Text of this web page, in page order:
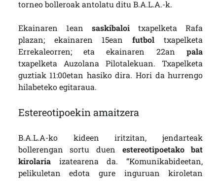
torneo bolleroak antolatu ditu B.A.L.A.-k.
Ekainaren 1ean saskibaloi txapelketa Rafa
plazan; ekainaren 15eanfutbol txapelketa
Errekaleorren; eta ekainaren 22anpala
txapelketa Auzolana Pilotalekuan. Txapelketa
guztiak 11:00etan hasiko dira. Hori da hurrengo
hilabeteko egitaraua.
Estereotipoekin amaitzera
B.A.L.A-ko kideen iritzitan, jendarteak
bollerengan sortu duen estereotipoetako bat
kirolariaizatearena da. “Komunikabideetan,
pelikuletan edota gure inguruan kiroletan